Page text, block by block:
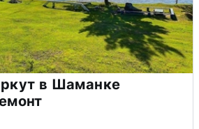
в Шаманке